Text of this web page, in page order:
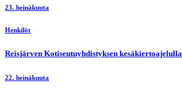
23. heinäkuuta
Henkilöt
Reisjärven Kotiseutuyhdistyksen kesäkiertoajelulla
22. heinäkuuta